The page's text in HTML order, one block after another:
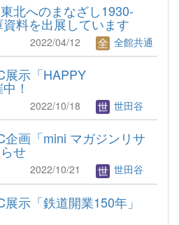
北へのまなざし1930-
料を出展しています
2022/04/12 全館共通
展示「HAPPY
！
2022/10/18 世田谷
企画「mini マガジンリサ
せ
2022/10/21 世田谷
展示「鉄道開業150年」